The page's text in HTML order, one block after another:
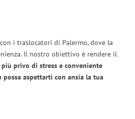
i traslocatori di Palermo, dove la
Il nostro obiettivo è rendere il
privo di stress e conveniente
aspettarti con ansia la tua